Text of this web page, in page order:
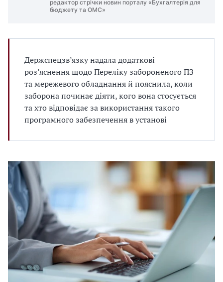
редактор стрічки новин порталу «Бухгалтерія для
бюджету та ОМС»
Держспецзв’язку надала додаткові
роз’яснення щодо Переліку забороненого ПЗ
та мережевого обладнання й пояснила, коли
заборона починає діяти, кого вона стосується
та хто відповідає за використання такого
програмного забезпечення в установі